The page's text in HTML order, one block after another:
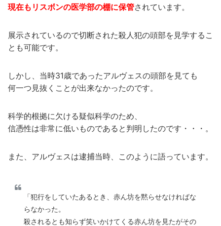
現在もリスボンの医学部の棚に保管されています。
展示されているので切断された殺人犯の頭部を見学するこ
とも可能です。
しかし、当時31歳であったアルヴェスの頭部を見ても
何一つ見抜くことが出来なかったのです。
科学的根拠に欠ける疑似科学のため、
信憑性は非常に低いものであると判明したのです・・・。
また、アルヴェスは逮捕当時、このように語っています。
「犯行をしていたあるとき、赤ん坊を黙らせなければな
らなかった。
殺されるとも知らず笑いかけてくる赤ん坊を見たがその